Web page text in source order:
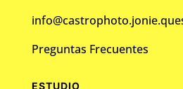
Preguntas Frecuentes
ESTUDIO